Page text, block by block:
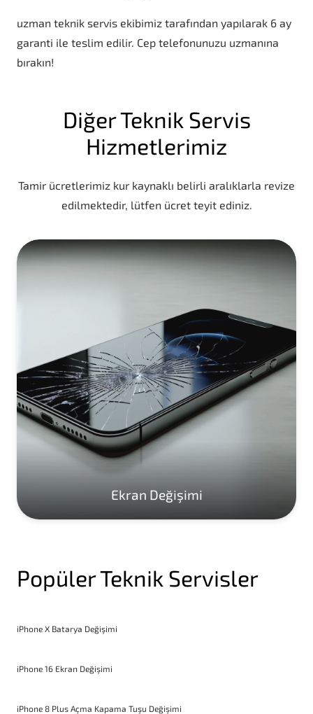
uzman teknik servis ekibimiz tarafından yapılarak 6 ay
garanti ile teslim edilir. Cep telefonunuzu uzmanına
bırakın!
Diğer Teknik Servis
Hizmetlerimiz
Tamir ücretlerimiz kur kaynaklı belirli aralıklarla revize
edilmektedir, lütfen ücret teyit ediniz.
Ekran Değişimi
Popüler Teknik Servisler
iPhone X Batarya Değişimi
iPhone 16 Ekran Değişimi
iPhone 8 Plus Açma Kapama Tuşu Değişimi